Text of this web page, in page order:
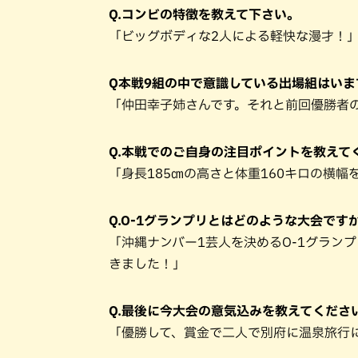
Q.コンビの特徴を教えて下さい。
「ビッグボディな2人による軽快な漫才！
Q本戦9組の中で意識している出場組はい
「仲田幸子姉さんです。それと前回優勝者
Q.本戦でのご自身の注目ポイントを教えて
「身長185㎝の高さと体重160キロの横幅
Q.O-1グランプリとはどのような大会です
「沖縄ナンバー1芸人を決めるO-1グラン
きました！」
Q.最後に今大会の意気込みを教えてくださ
「優勝して、賞金で二人で別府に温泉旅行